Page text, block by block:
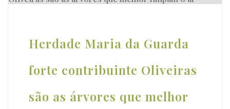
Herdade Maria da Guarda
forte contribuinte Oliveiras
são as árvores que melhor